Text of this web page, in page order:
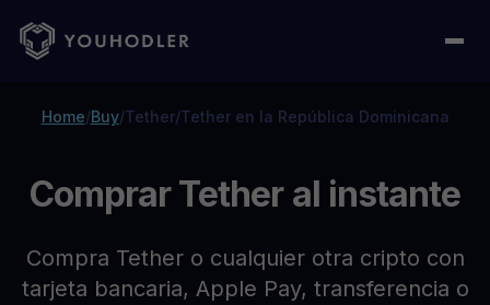
Home/Buy/Tether/Tether en la República Dominicana
Comprar Tether al instante
Compra Tether o cualquier otra cripto con
tarjeta bancaria, Apple Pay, transferencia o